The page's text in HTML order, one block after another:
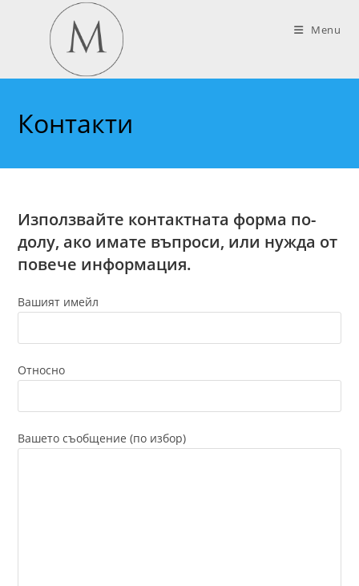
Menu
Контакти
Използвайте контактната форма по-
долу, ако имате въпроси, или нужда от
повече информация.
Вашият имейл
Относно
Вашето съобщение (по избор)